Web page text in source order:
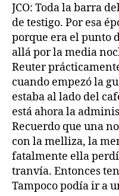
JCO: Toda la barra
de testigo. Por esa
porque era el punto
allá por la media
Reuter
cuando empezó la
estaba al lado del
está ahora la
Recuerdo que una
con la melliza, la
fatalmente ella
tranvía. Entonces
Tampoco podía ir a